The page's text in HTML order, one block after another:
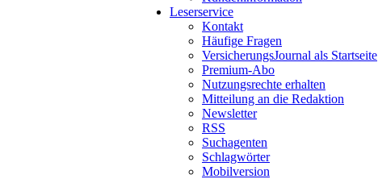
Leserservice
Kontakt
Häufige Fragen
VersicherungsJournal als Startseite
Premium-Abo
Nutzungsrechte erhalten
Mitteilung an die Redaktion
Newsletter
RSS
Suchagenten
Schlagwörter
Mobilversion